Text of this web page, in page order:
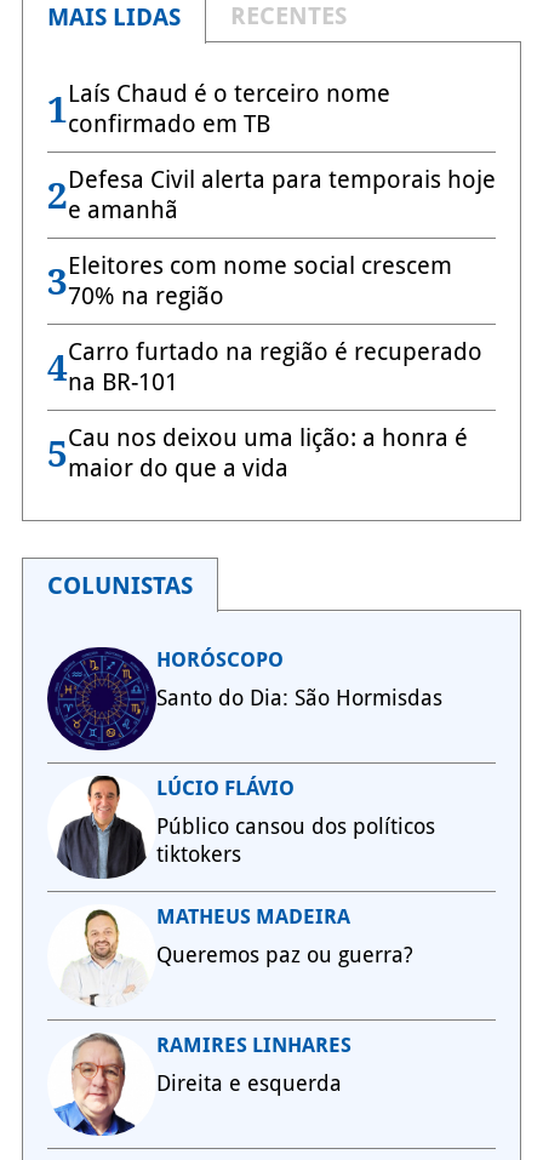
MAIS LIDAS
RECENTES
1Laís Chaud é o terceiro nome
confirmado em TB
2Defesa Civil alerta para temporais hoje
e amanhã
3Eleitores com nome social crescem
70% na região
4Carro furtado na região é recuperado
na BR-101
5Cau nos deixou uma lição: a honra é
maior do que a vida
COLUNISTAS
HORÓSCOPO
Santo do Dia: São Hormisdas
LÚCIO FLÁVIO
Público cansou dos políticos
tiktokers
MATHEUS MADEIRA
Queremos paz ou guerra?
RAMIRES LINHARES
Direita e esquerda